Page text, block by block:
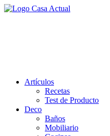
Saltar
Artículos
Recetas
Test de Producto
Deco
Baños
Mobiliario